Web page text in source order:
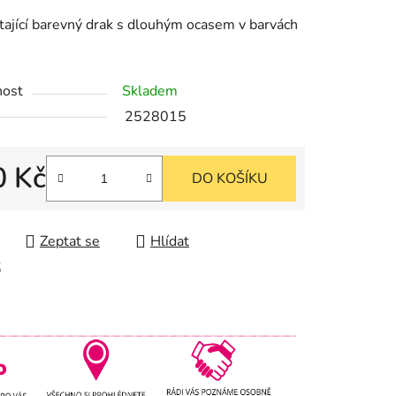
barevný drak s dlouhým ocasem v barvách
Skladem
2528015
Kč DO KOŠÍKU
Zeptat se
Hlídat